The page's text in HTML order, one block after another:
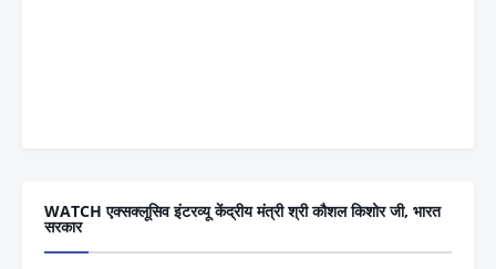
WATCH एक्सक्लूसिव इंटरव्यू केंद्रीय मंत्री श्री कौशल किशोर जी, भारत
सरकार